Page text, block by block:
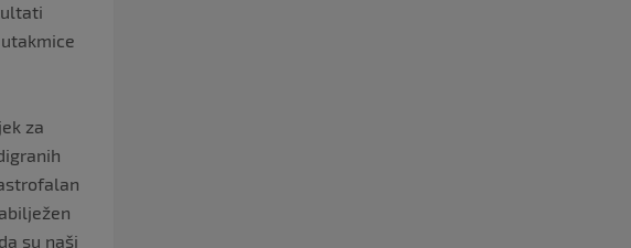
za
su naši